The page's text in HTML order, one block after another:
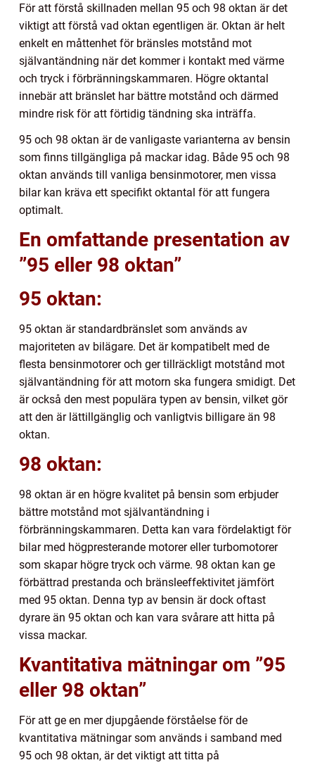
För att förstå skillnaden mellan 95 och 98 oktan är det
viktigt att förstå vad oktan egentligen är. Oktan är helt
enkelt en måttenhet för bränsles motstånd mot
självantändning när det kommer i kontakt med värme
och tryck i förbränningskammaren. Högre oktantal
innebär att bränslet har bättre motstånd och därmed
mindre risk för att förtidig tändning ska inträffa.
95 och 98 oktan är de vanligaste varianterna av bensin
som finns tillgängliga på mackar idag. Både 95 och 98
oktan används till vanliga bensinmotorer, men vissa
bilar kan kräva ett specifikt oktantal för att fungera
optimalt.
En omfattande presentation av
”95 eller 98 oktan”
95 oktan:
95 oktan är standardbränslet som används av
majoriteten av bilägare. Det är kompatibelt med de
flesta bensinmotorer och ger tillräckligt motstånd mot
självantändning för att motorn ska fungera smidigt. Det
är också den mest populära typen av bensin, vilket gör
att den är lättillgänglig och vanligtvis billigare än 98
oktan.
98 oktan:
98 oktan är en högre kvalitet på bensin som erbjuder
bättre motstånd mot självantändning i
förbränningskammaren. Detta kan vara fördelaktigt för
bilar med högpresterande motorer eller turbomotorer
som skapar högre tryck och värme. 98 oktan kan ge
förbättrad prestanda och bränsleeffektivitet jämfört
med 95 oktan. Denna typ av bensin är dock oftast
dyrare än 95 oktan och kan vara svårare att hitta på
vissa mackar.
Kvantitativa mätningar om ”95
eller 98 oktan”
För att ge en mer djupgående förståelse för de
kvantitativa mätningar som används i samband med
95 och 98 oktan, är det viktigt att titta på